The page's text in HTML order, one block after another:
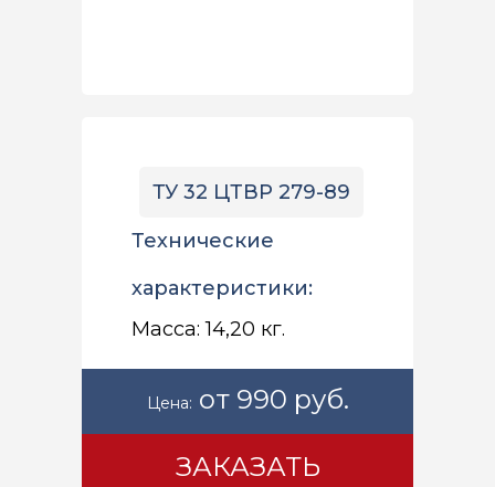
ТУ 32 ЦТВР 279-89
Технические
характеристики:
Масса: 14,20 кг.
Цена: от 990 руб.
ЗАКАЗАТЬ